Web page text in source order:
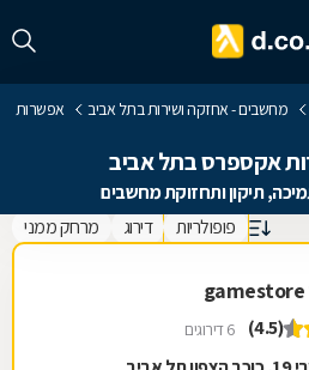
מחשבים - אחזקה ושירות בתל אביב
אפשרות
אקספרס בתל אביב
פופולריות דירוג מרחק ממני
(4.5) 6 דירוגים